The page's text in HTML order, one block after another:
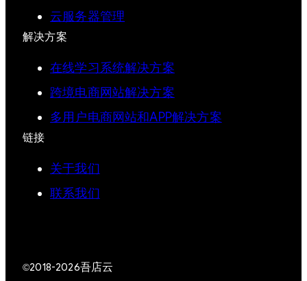
云服务器管理
解决方案
在线学习系统解决方案
跨境电商网站解决方案
多用户电商网站和APP解决方案
链接
关于我们
联系我们
©2018-2026吾店云